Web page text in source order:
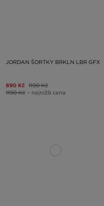
JORDAN ŠORTKY BRKLN LBR GFX
890 Kč 1190 Kč
1190 Kč – nejnižší cena